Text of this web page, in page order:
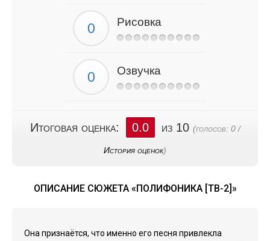
Рисовка
Озвучка
Итоговая оценка: 0.0 из 10 (голосов: 0/
История оценок)
ОПИСАНИЕ СЮЖЕТА «ПОЛИФОНИКА [ТВ-2]»
Она признаётся, что именно его песня привлекла